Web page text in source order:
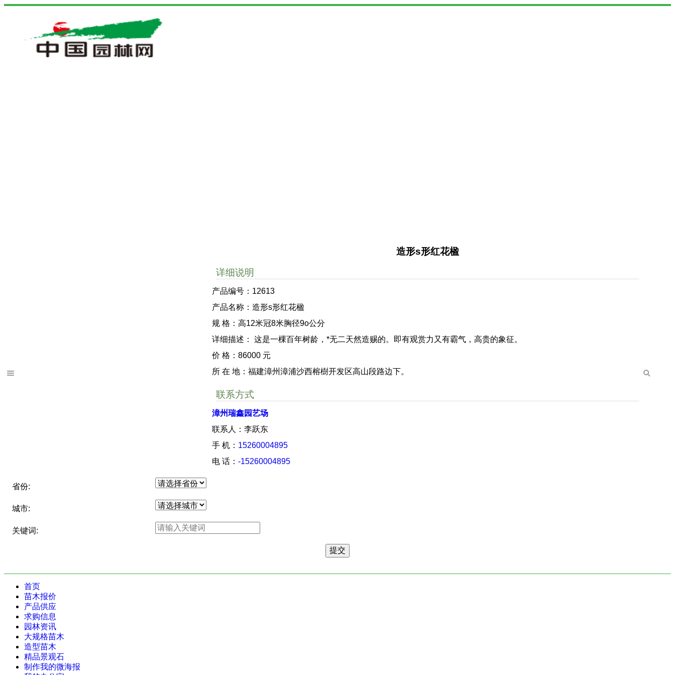
造形s形红花楹
详细说明
产品编号：12613
产品名称：造形s形红花楹
规 格：高12米冠8米胸径9o公分
详细描述： 这是一棵百年树龄，*无二天然造赐的。即有观赏力又有霸气，高贵的象征。
价 格：86000 元
所 在 地：福建漳州漳浦沙西榕樹开发区高山段路边下。
联系方式
漳州瑞鑫园艺场
联系人：李跃东
手 机： 15260004895
电 话：-15260004895
省份:
城市:
关键词:
首页
苗木报价
产品供应
求购信息
园林资讯
大规格苗木
造型苗木
精品景观石
制作我的微海报